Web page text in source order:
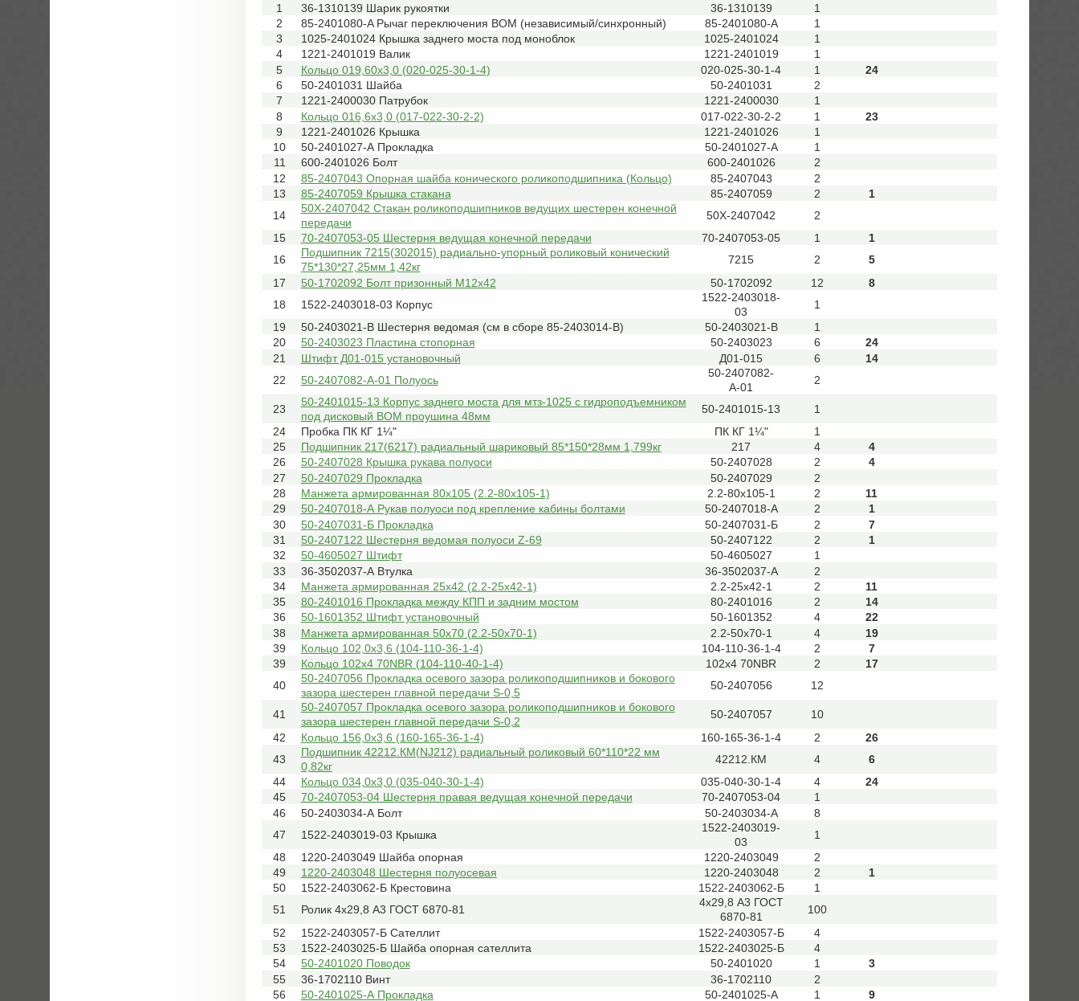
1
36-1310139 Шарик рукоятки 36-1310139
1
2
85-2401080-A Рычаг переключения ВОМ (независимый/синхронный) 85-2401080-A
1
3
1025-2401024 Крышка заднего моста под моноблок 1025-2401024
1
4
1221-2401019 Валик 1221-2401019
1
5
Кольцо 019,60х3,0 (020-025-30-1-4) 020-025-30-1-4 1
24
6
50-2401031 Шайба 50-2401031
2
7
1221-2400030 Патрубок 1221-2400030
1
8
Кольцо 016,6х3,0 (017-022-30-2-2) 017-022-30-2-2 1
23
9
1221-2401026 Крышка 1221-2401026
1
10
50-2401027-А Прокладка 50-2401027-А
1
11
600-2401026 Болт 600-2401026
2
12
85-2407043 Опорная шайба конического роликоподшипника (Кольцо) 85-2407043
2
13
85-2407059 Крышка стакана 85-2407059 2
1
14
50Х-2407042 Стакан роликоподшипников ведущих шестерен конечной
передачи
50Х-2407042
2
15
70-2407053-05 Шестерня ведущая конечной передачи 70-2407053-05 1
1
16
Подшипник 7215(302015) радиально-упорный роликовый конический
75*130*27,25мм 1,42кг
7215 2
5
17
50-1702092 Болт призонный М12х42 50-1702092 12
8
18
1522-2403018-03 Корпус
1522-2403018-
03
1
19
50-2403021-В Шестерня ведомая (см в сборе 85-2403014-В) 50-2403021-В
1
20
50-2403023 Пластина стопорная 50-2403023 6
24
21
Штифт Д01-015 установочный Д01-015 6
14
22
50-2407082-А-01 Полуось
50-2407082-
А-01
2
23
50-2401015-13 Корпус заднего моста для мтз-1025 с гидроподъемником
под дисковый ВОМ проушина 48мм
50-2401015-13
1
24
Пробка ПК КГ 1¼" ПК КГ 1¼"
1
25
Подшипник 217(6217) радиальный шариковый 85*150*28мм 1,799кг 217 4
4
26
50-2407028 Крышка рукава полуоси 50-2407028 2
4
27
50-2407029 Прокладка 50-2407029
2
28
Манжета армированная 80х105 (2.2-80х105-1) 2.2-80х105-1 2
11
29
50-2407018-А Рукав полуоси под крепление кабины болтами 50-2407018-А 2
1
30
50-2407031-Б Прокладка 50-2407031-Б 2
7
31
50-2407122 Шестерня ведомая полуоси Z-69 50-2407122 2
1
32
50-4605027 Штифт 50-4605027
1
33
36-3502037-А Втулка 36-3502037-А
2
34
Манжета армированная 25х42 (2.2-25х42-1) 2.2-25х42-1 2
11
35
80-2401016 Прокладка между КПП и задним мостом 80-2401016 2
14
36
50-1601352 Штифт установочный 50-1601352 4
22
38
Манжета армированная 50х70 (2.2-50х70-1) 2.2-50х70-1 4
19
39
Кольцо 102,0х3,6 (104-110-36-1-4) 104-110-36-1-4 2
7
39
Кольцо 102х4 70NBR (104-110-40-1-4) 102х4 70NBR 2
17
40
50-2407056 Прокладка осевого зазора роликоподшипников и бокового
зазора шестерен главной передачи S-0,5
50-2407056 12
41
50-2407057 Прокладка осевого зазора роликоподшипников и бокового
зазора шестерен главной передачи S-0,2
50-2407057
10
42
Кольцо 156,0х3,6 (160-165-36-1-4) 160-165-36-1-4 2
26
43
Подшипник 42212.КМ(NJ212) радиальный роликовый 60*110*22 мм
0,82кг
42212.КМ 4
6
44
Кольцо 034,0х3,0 (035-040-30-1-4) 035-040-30-1-4 4
24
45
70-2407053-04 Шестерня правая ведущая конечной передачи 70-2407053-04
1
46
50-2403034-А Болт 50-2403034-А
8
47
1522-2403019-03 Крышка
1522-2403019-
03
1
48
1220-2403049 Шайба опорная 1220-2403049
2
49
1220-2403048 Шестерня полуосевая 1220-2403048 2
1
50
1522-2403062-Б Крестовина 1522-2403062-Б
1
51
Ролик 4х29,8 А3 ГОСТ 6870-81
4х29,8 А3 ГОСТ
6870-81
100
52
1522-2403057-Б Сателлит 1522-2403057-Б
4
53
1522-2403025-Б Шайба опорная сателлита 1522-2403025-Б
4
54
50-2401020 Поводок 50-2401020 1
3
55
36-1702110 Винт 36-1702110
2
56
50-2401025-А Прокладка 50-2401025-А 1 9